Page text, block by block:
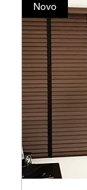
Novo